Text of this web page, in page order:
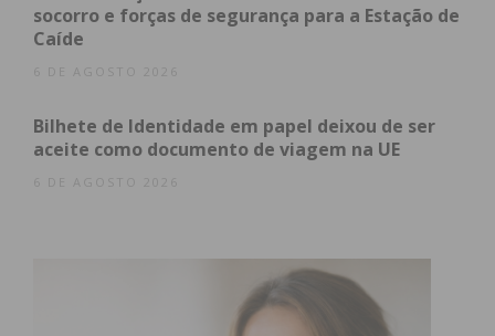
21:30 – Arraial de Bombos (aberto à população)
3 de fevereiro (sábado)
09:00 – Banda Musical de Paços de Ferreira
11:00 – Missa Solene
18:00 – Passagem de Testemunho (Com o
16:00 – Concerto – Musical
socorro e forças de segurança para a Estação de
Caíde
6 DE AGOSTO 2026
Bilhete de Identidade em papel deixou de ser
aceite como documento de viagem na UE
6 DE AGOSTO 2026